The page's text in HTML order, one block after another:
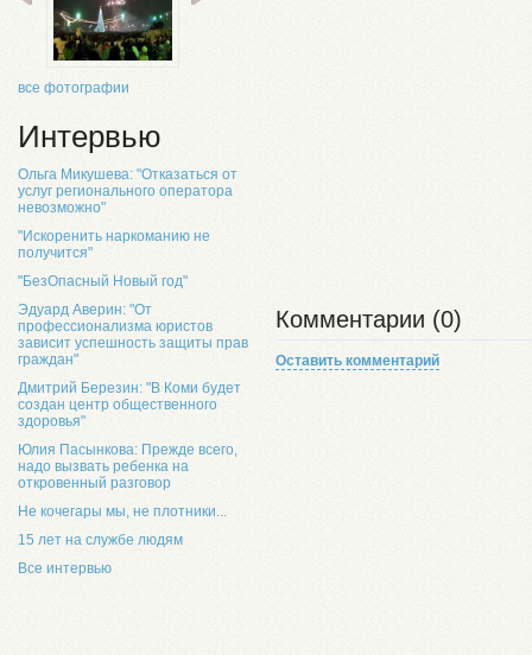
все фотографии
Интервью
Ольга Микушева: "Отказаться от
услуг регионального оператора
невозможно"
"Искоренить наркоманию не
получится"
"БезОпасный Новый год"
Эдуард Аверин: "От
профессионализма юристов
зависит успешность защиты прав
граждан"
Дмитрий Березин: "В Коми будет
создан центр общественного
здоровья"
Юлия Пасынкова: Прежде всего,
надо вызвать ребенка на
откровенный разговор
Не кочегары мы, не плотники...
15 лет на службе людям
Все интервью
Комментарии (0)
Оставить комментарий